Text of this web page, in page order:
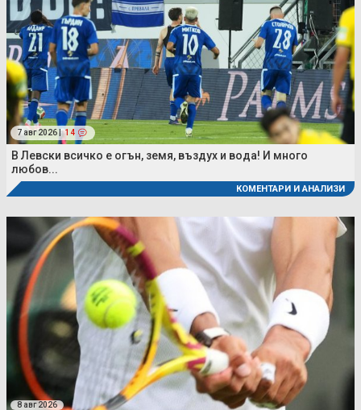
7 авг 2026 | 14
В Левски всичко е огън, земя, въздух и вода! И много
любов...
КОМЕНТАРИ И АНАЛИЗИ
8 авг 2026